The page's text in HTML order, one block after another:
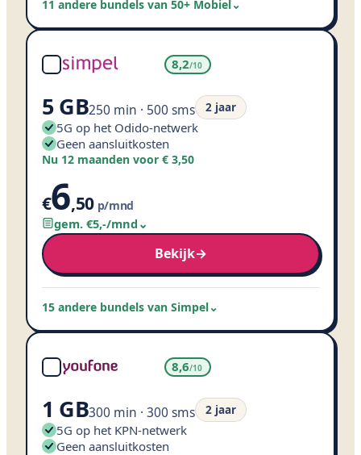
11 andere bundels van 50+ Mobiel⌄
8,2/10
5 GB250 min · 500 sms 2 jaar
5G op het Odido-netwerk
Geen aansluitkosten
Nu 12 maanden voor € 3,50
€6,50p/mnd
gem. €5,-/mnd ⌄
Bekijk→
15 andere bundels van Simpel⌄
8,6/10
1 GB300 min · 300 sms 2 jaar
5G op het KPN-netwerk
Geen aansluitkosten